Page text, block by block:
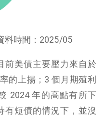
料時間：2025/05
前美債主要壓力來自於
的上揚；3 個月期殖利
2024 年的高點有所下
有短債的情況下，並沒